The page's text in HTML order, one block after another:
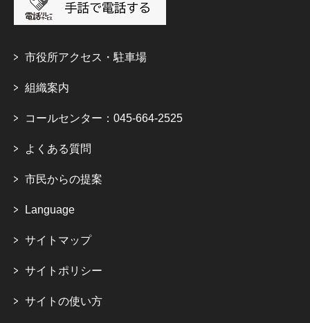
市役所アクセス・駐車場
組織案内
コールセンター：045-664-2525
よくある質問
市民からの提案
Language
サイトマップ
サイトポリシー
サイトの使い方